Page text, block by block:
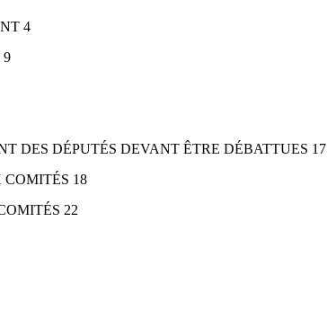
4
9
DES DÉPUTÉS DEVANT ÊTRE DÉBATTUES 17
COMITÉS 18
22